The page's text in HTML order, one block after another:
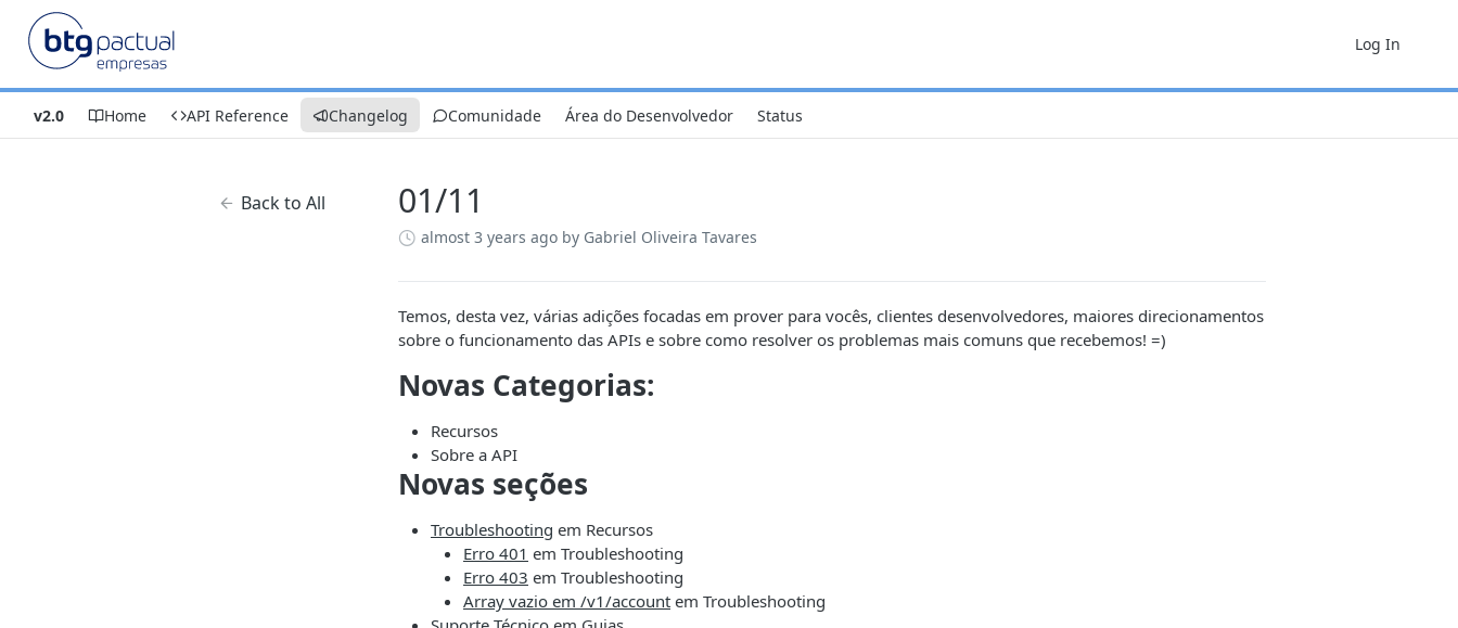
Log In
v2.0 Home API Reference Changelog Comunidade Área do Desenvolvedor Status
Back to All 01/11
almost 3 years ago by Gabriel Oliveira Tavares
Temos, desta vez, várias adições focadas em prover para vocês, clientes desenvolvedores, maiores direcionamentos
sobre o funcionamento das APIs e sobre como resolver os problemas mais comuns que recebemos! =)
Novas Categorias:
Recursos
Sobre a API
Novas seções
Troubleshooting em Recursos
Erro 401 em Troubleshooting
Erro 403 em Troubleshooting
Array vazio em /v1/account em Troubleshooting